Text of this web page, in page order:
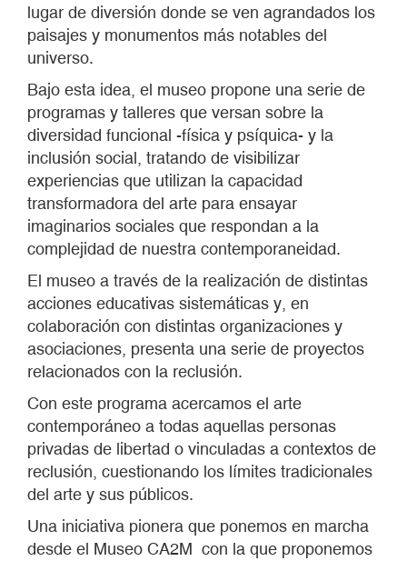
lugar de diversión donde se ven agrandados los
paisajes y monumentos más notables del
universo.
Bajo esta idea, el museo propone una serie de
programas y talleres que versan sobre la
diversidad funcional -física y psíquica- y la
inclusión social, tratando de visibilizar
experiencias que utilizan la capacidad
transformadora del arte para ensayar
imaginarios sociales que respondan a la
complejidad de nuestra contemporaneidad.
El museo a través de la realización de distintas
acciones educativas sistemáticas y, en
colaboración con distintas organizaciones y
asociaciones, presenta una serie de proyectos
relacionados con la reclusión.
Con este programa acercamos el arte
contemporáneo a todas aquellas personas
privadas de libertad o vinculadas a contextos de
reclusión, cuestionando los límites tradicionales
del arte y sus públicos.
Una iniciativa pionera que ponemos en marcha
desde el Museo CA2M con la que proponemos